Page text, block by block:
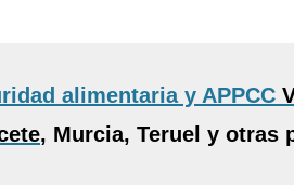
alimentaria y APPCC
, Murcia, Teruel y otras